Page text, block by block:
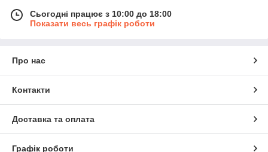
Сьогодні працює з 10:00 до 18:00
Показати весь графік роботи
Про нас
Контакти
Доставка та оплата
Графік роботи